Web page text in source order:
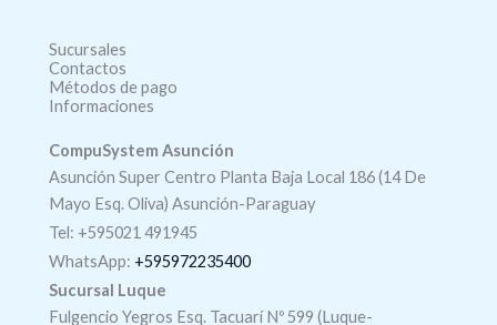
Sucursales
Contactos
Métodos de pago
Informaciones
CompuSystem Asunción
Asunción Super Centro Planta Baja Local 186 (14 De
Mayo Esq. Oliva) Asunción-Paraguay
Tel: +595021 491945
WhatsApp: +595972235400
Sucursal Luque
Fulgencio Yegros Esq. Tacuarí Nº 599 (Luque-